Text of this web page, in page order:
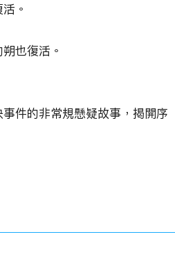
。
也復活。
件的非常規懸疑故事，揭開序